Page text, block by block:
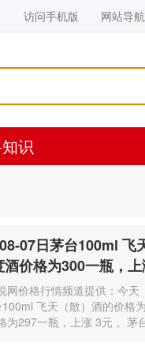
访问手机版 网站导航
识
07日茅台100ml 飞
酒价格为300一瓶，
网价格行情频道提供：今天
飞天（散）酒的价格
为297一瓶，上涨 3元 。茅